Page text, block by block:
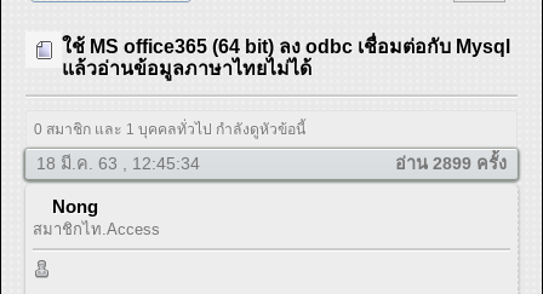
ใช้ MS office365 (64 bit) ลง odbc เชื่อมต่อกับ Mysql
แล้วอ่านข้อมูลภาษาไทยไม่ได้
0 สมาชิก และ 1 บุคคลทั่วไป กำลังดูหัวข้อนี้
18 มี.ค. 63 , 12:45:34 อ่าน 2899 ครั้ง
Nong
สมาชิกไท.Access